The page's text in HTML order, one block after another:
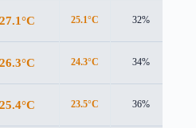
27.1°C 25.1°C 32%
26.3°C 24.3°C 34%
25.4°C 23.5°C 36%